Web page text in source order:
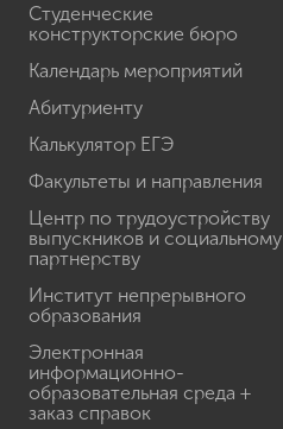
Студенческие
конструкторские бюро
Календарь мероприятий
Абитуриенту
Калькулятор ЕГЭ
Факультеты и направления
Центр по трудоустройству
выпускников и социальному
партнерству
Институт непрерывного
образования
Электронная
информационно-
образовательная среда +
заказ справок